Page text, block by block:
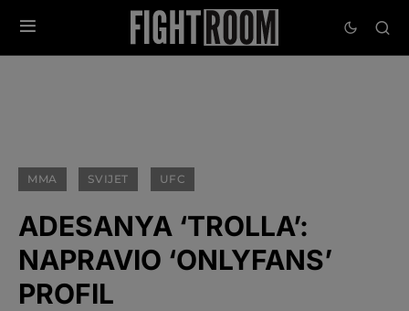
MMA SVIJET UFC
ADESANYA ‘TROLLA’:
NAPRAVIO ‘ONLYFANS’
PROFIL